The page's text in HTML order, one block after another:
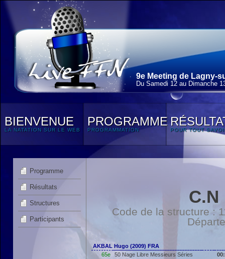
9e Meeting de Lagny-
Du Samedi 12 au Dimanche
BIENVENUE
LA NATATION SUR LE WEB
PROGRAMME
PROGRAMMATION POUR TOUT
Programme
Résultats
Structures
Participants
C.N
Code de la structure :
AKBAL Hugo (2009) FRA
65e
50 Nage Libre Messieurs Séries